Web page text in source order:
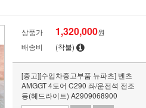
상품가 1,320,000원
배송비
(착불)
[중고][수입차중고부품 뉴파츠] 벤츠
AMGGT 4도어 C290 좌/운전석 전조
등(헤드라이트) A2909068900